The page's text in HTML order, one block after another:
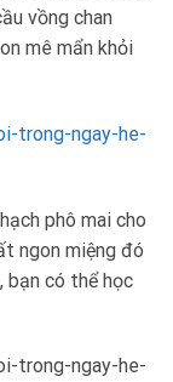
vồng chan
mê mẩn khỏi
phô mai cho
ngon miệng đó
bạn có thể học